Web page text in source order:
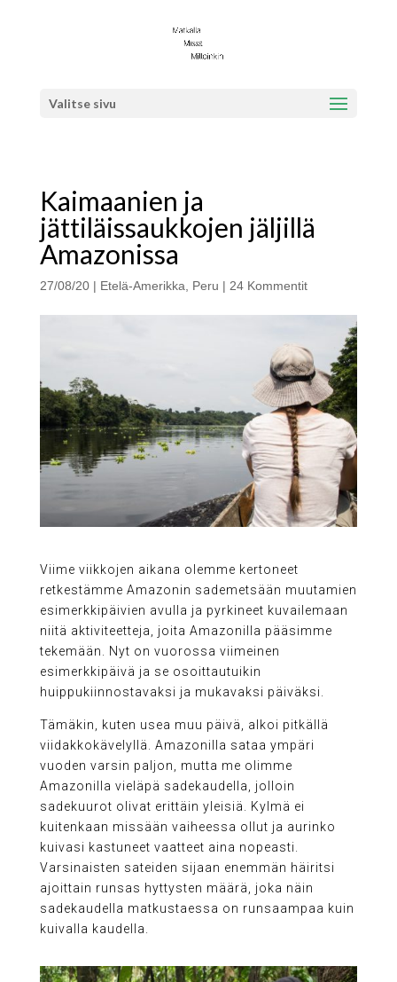
Valitse sivu
Kaimaanien ja
jättiläissaukkojen jäljillä
Amazonissa
27/08/20| Etelä-Amerikka Peru | 24 Kommentit
Viime viikkojen aikana olemme kertoneet
retkestämme Amazonin sademetsään muutamien
esimerkkipäivien avulla ja pyrkineet kuvailemaan
niitä aktiviteetteja, joita Amazonilla pääsimme
tekemään. Nyt on vuorossa viimeinen
esimerkkipäivä ja se osoittautuikin
huippukiinnostavaksi ja mukavaksi päiväksi.
Tämäkin, kuten usea muu päivä, alkoi pitkällä
viidakkokävelyllä. Amazonilla sataa ympäri
vuoden varsin paljon, mutta me olimme
Amazonilla vieläpä sadekaudella, jolloin
sadekuurot olivat erittäin yleisiä. Kylmä ei
kuitenkaan missään vaiheessa ollut ja aurinko
kuivasi kastuneet vaatteet aina nopeasti.
Varsinaisten sateiden sijaan enemmän häiritsi
ajoittain runsas hyttysten määrä, joka näin
sadekaudella matkustaessa on runsaampaa kuin
kuivalla kaudella.